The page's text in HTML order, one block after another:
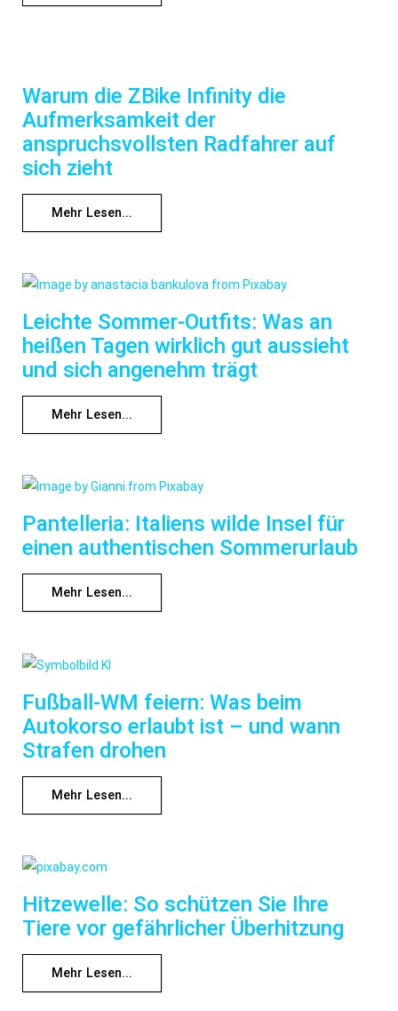
Warum die ZBike Infinity die
Aufmerksamkeit der
anspruchsvollsten Radfahrer auf
sich zieht
Mehr Lesen...
Leichte Sommer-Outfits: Was an
heißen Tagen wirklich gut aussieht
und sich angenehm trägt
Mehr Lesen...
Pantelleria: Italiens wilde Insel für
einen authentischen Sommerurlaub
Mehr Lesen...
Fußball-WM feiern: Was beim
Autokorso erlaubt ist – und wann
Strafen drohen
Mehr Lesen...
Hitzewelle: So schützen Sie Ihre
Tiere vor gefährlicher Überhitzung
Mehr Lesen...